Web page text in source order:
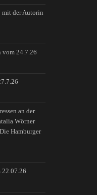
mit der Autorin
vom 24.7.26
an der
Wörner
Hamburger
22.07.26